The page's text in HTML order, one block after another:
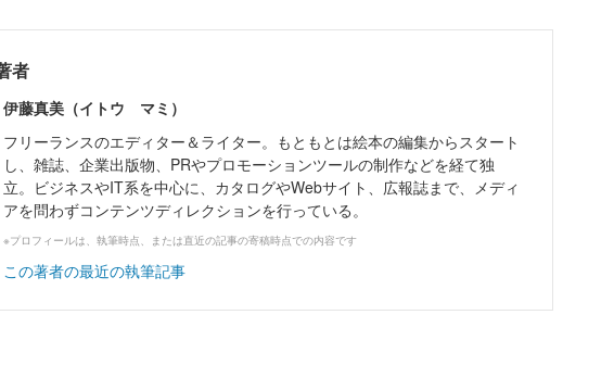
者
伊藤真美（イトウ マミ）
フリーランスのエディター＆ライター。もともとは絵本の編集からスタート
し、雑誌、企業出版物、PRやプロモーションツールの制作などを経て独
立。ビジネスやIT系を中心に、カタログやWebサイト、広報誌まで、メディ
アを問わずコンテンツディレクションを行っている。
※プロフィールは、執筆時点、または直近の記事の寄稿時点での内容です
この著者の最近の執筆記事